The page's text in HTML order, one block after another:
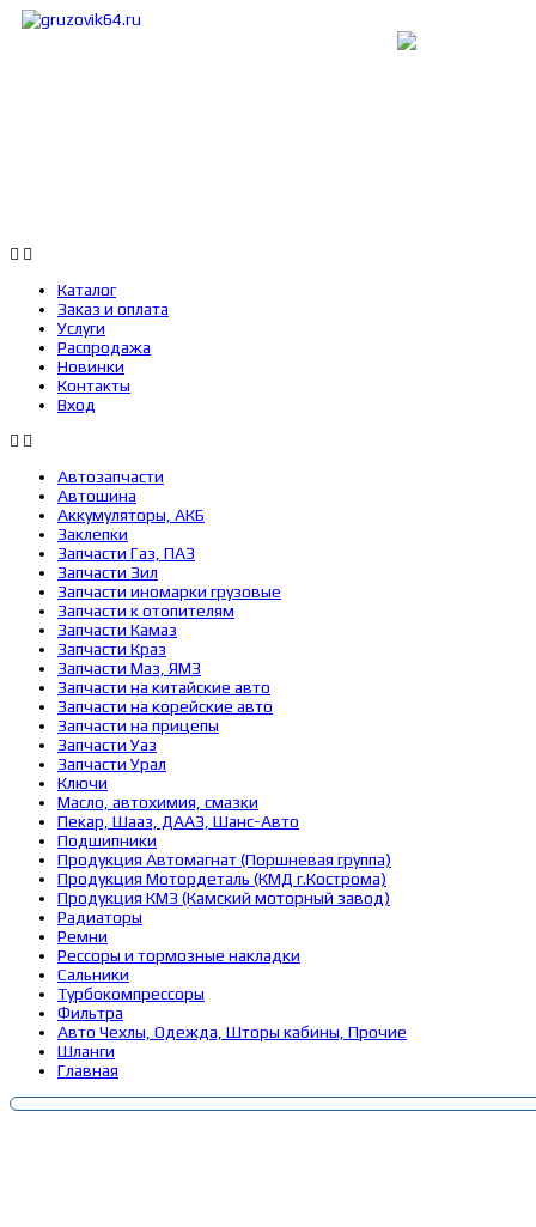
Каталог
Заказ и оплата
Услуги
Распродажа
Новинки
Контакты
Вход
Автозапчасти
Автошина
Аккумуляторы, АКБ
Заклепки
Запчасти Газ, ПАЗ
Запчасти Зил
Запчасти иномарки грузовые
Запчасти к отопителям
Запчасти Камаз
Запчасти Краз
Запчасти Маз, ЯМЗ
Запчасти на китайские авто
Запчасти на корейские авто
Запчасти на прицепы
Запчасти Уаз
Запчасти Урал
Ключи
Масло, автохимия, смазки
Пекар, Шааз, ДААЗ, Шанс-Авто
Подшипники
Продукция Автомагнат (Поршневая группа)
Продукция Мотордеталь (КМД г.Кострома)
Продукция КМЗ (Камский моторный завод)
Радиаторы
Ремни
Рессоры и тормозные накладки
Сальники
Турбокомпрессоры
Фильтра
Авто Чехлы, Одежда, Шторы кабины, Прочие
Шланги
Главная